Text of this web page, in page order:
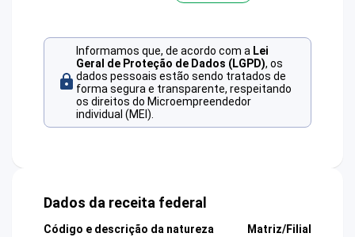
Informamos que, de acordo com a Lei
Geral de Proteção de Dados (LGPD), os
dados pessoais estão sendo tratados de
forma segura e transparente, respeitando
os direitos do Microempreendedor
individual (MEI).
Dados da receita federal
Código e descrição da natureza
Matriz/Filial